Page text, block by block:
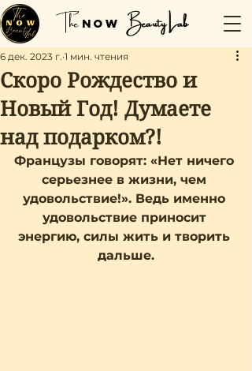
The NOW Beauty Lab
Скоро Рождество и
Новый Год! Думаете
над подарком?!
6 дек. 2023 г. 1 мин. чтения
Французы говорят: «Нет ничего
серьезнее в жизни, чем
удовольствие!». Ведь именно
удовольствие приносит
энергию, силы жить и творить
дальше.